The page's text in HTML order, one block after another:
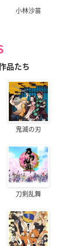
小林沙苗
品たち
鬼滅の刃
刀剣乱舞